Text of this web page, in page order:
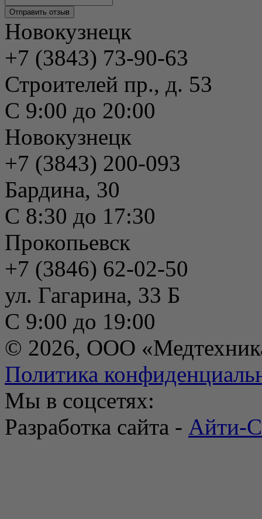
Новокузнецк
+7 (3843) 73-90-63
Строителей пр., д. 53
С 9:00 до 20:00
Новокузнецк
+7 (3843) 200-093
Бардина, 30
С 8:30 до 17:30
Прокопьевск
+7 (3846) 62-02-50
ул. Гагарина, 33 Б
С 9:00 до 19:00
© 2026, ООО
Политика
Мы в соцсетях:
Разработка сайта - Айти-